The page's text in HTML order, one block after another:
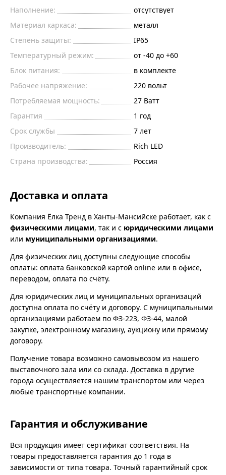
Наполнение:
отсутствует
Материал каркаса:
металл
Степень защиты:
IP65
Температурный режим:
от -40 до +60
Блок питания:
в комплекте
Рабочее напряжение:
220 вольт
Потребляемая мощность:
27 Ватт
Гарантия
1 год
Срок службы
7 лет
Производитель:
Rich LED
Страна производства:
Россия
Доставка и оплата
Компания Ёлка Тренд в Ханты-Мансийске работает, как с
физическими лицами, так и с юридическими лицами
или муниципальными организациями.
Для физических лиц доступны следующие способы
оплаты: оплата банковской картой online или в офисе,
переводом, оплата по счёту.
Для юридических лиц и муниципальных организаций
доступна оплата по счёту и договору. С муниципальными
организациями работаем по ФЗ-223, ФЗ-44, малой
закупке, электронному магазину, аукциону или прямому
договору.
Получение товара возможно самовывозом из нашего
выставочного зала или со склада. Доставка в другие
города осуществляется нашим транспортом или через
любые транспортные компании.
Гарантия и обслуживание
Вся продукция имеет сертификат соответствия. На
товары предоставляется гарантия до 1 года в
зависимости от типа товара. Точный гарантийный срок